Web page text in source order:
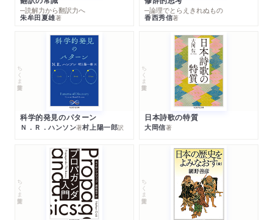
─読解力から翻訳力へ
朱牟田夏雄著
─論理でとらえきれぬもの
香西秀信著
ちくま学芸文庫
科学的発見のパターン
Ｎ．Ｒ．ハンソン著村上陽一郎訳
ちくま学芸文庫
日本詩歌の特質
大岡信著
ちくま学芸文庫 ちくま学芸文庫